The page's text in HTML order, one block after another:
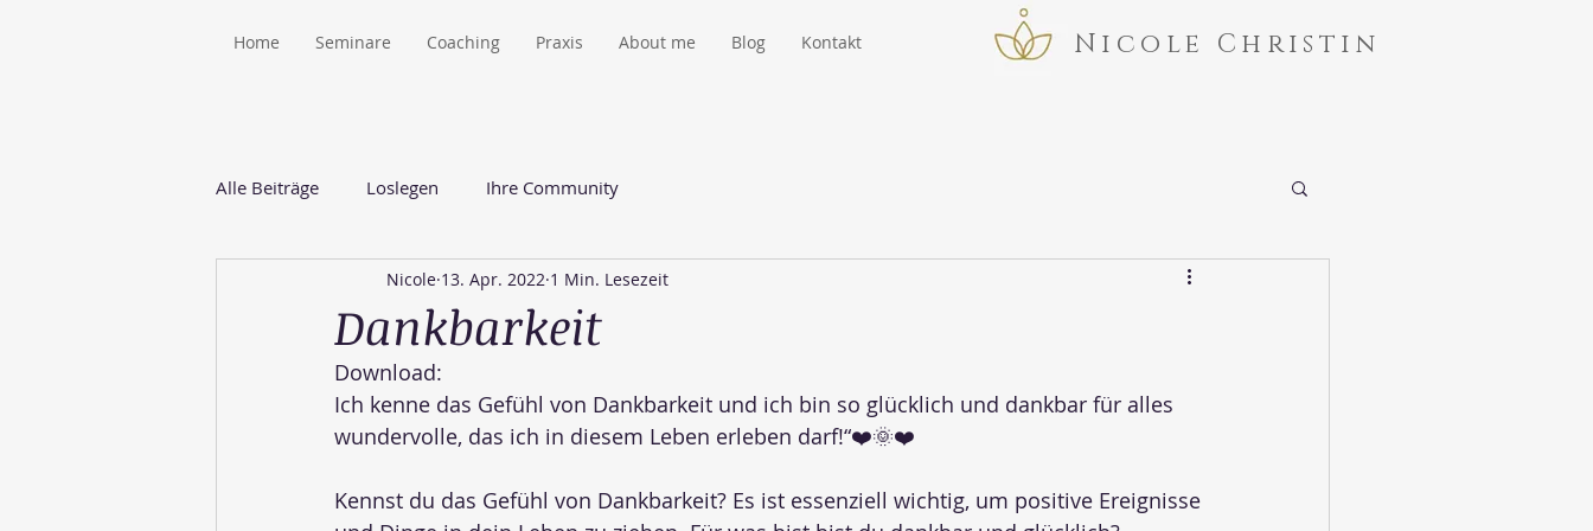
Home Seminare Coaching Praxis About me Blog Kontakt Nicole Christin
Alle Beiträge Loslegen Ihre Community
Dankbarkeit
Nicole 13. Apr. 2022 1 Min. Lesezeit
Download:
Ich kenne das Gefühl von Dankbarkeit und ich bin so glücklich und dankbar für alles
wundervolle, das ich in diesem Leben erleben darf!“❤️🌞❤️
Kennst du das Gefühl von Dankbarkeit? Es ist essenziell wichtig, um positive Ereignisse